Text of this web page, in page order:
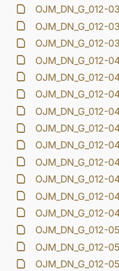
OJM_DN_G_012-
OJM_DN_G_012-
OJM_DN_G_012-
OJM_DN_G_012-
OJM_DN_G_012-
OJM_DN_G_012-
OJM_DN_G_012-
OJM_DN_G_012-
OJM_DN_G_012-
OJM_DN_G_012-
OJM_DN_G_012-
OJM_DN_G_012-
OJM_DN_G_012-
OJM_DN_G_012-
OJM_DN_G_012-
OJM_DN_G_012-